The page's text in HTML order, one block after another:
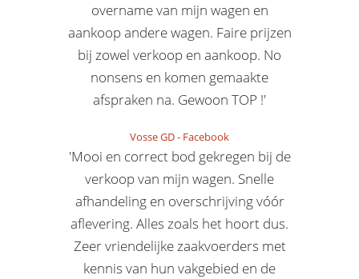
overname van mijn wagen en
aankoop andere wagen. Faire prijzen
bij zowel verkoop en aankoop. No
nonsens en komen gemaakte
afspraken na. Gewoon TOP !'
Vosse GD- Facebook
'Mooi en correct bod gekregen bij de
verkoop van mijn wagen. Snelle
afhandeling en overschrijving vóór
aflevering. Alles zoals het hoort dus.
Zeer vriendelijke zaakvoerders met
kennis van hun vakgebied en de